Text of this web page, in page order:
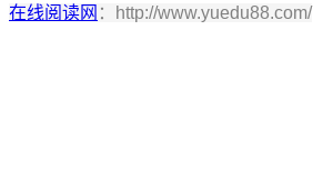
在线阅读网 ：http://www.yuedu88.com/